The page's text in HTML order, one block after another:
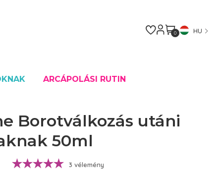
0 HU
ARCÁPOLÁSI RUTIN
Borotválkozás utáni
50ml
3 vélemény